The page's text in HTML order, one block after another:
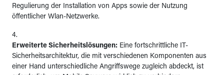
Regulierung der Installation von Apps sowie der Nutzung
öffentlicher Wlan-Netzwerke.
4.
Erweiterte Sicherheitslösungen: Eine fortschrittliche IT-
Sicherheitsarchitektur, die mit verschiedenen Komponenten aus
einer Hand unterschiedliche Angriffswege zugleich abdeckt, ist